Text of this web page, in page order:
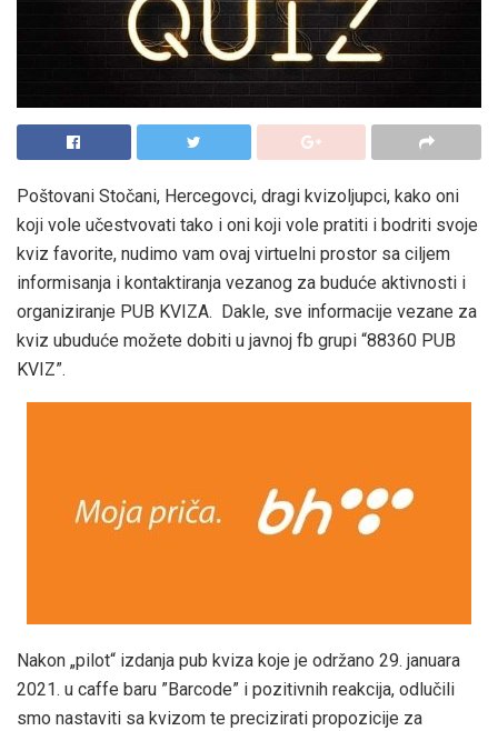
Poštovani Stočani, Hercegovci, dragi kvizoljupci, kako oni
koji vole učestvovati tako i oni koji vole pratiti i bodriti svoje
kviz favorite, nudimo vam ovaj virtuelni prostor sa ciljem
informisanja i kontaktiranja vezanog za buduće aktivnosti i
organiziranje PUB KVIZA. Dakle, sve informacije vezane za
kviz ubuduće možete dobiti u javnoj fb grupi “88360 PUB
KVIZ”.
Nakon „pilot“ izdanja pub kviza koje je održano 29. januara
2021. u caffe baru ”Barcode” i pozitivnih reakcija, odlučili
smo nastaviti sa kvizom te precizirati propozicije za